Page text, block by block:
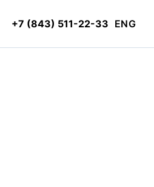
+7 (843) 511-22-33 ENG